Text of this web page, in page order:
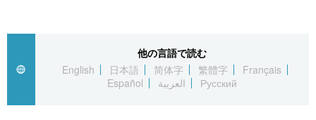
العربية
社会
文化
科学・技術
お知らせ
他の言語で読む
English
日本語 简体字 繁體字
Français
Español
العربية Русский